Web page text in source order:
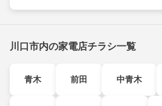
川口市内の家電店チラシ一覧
青木 前田 中青木